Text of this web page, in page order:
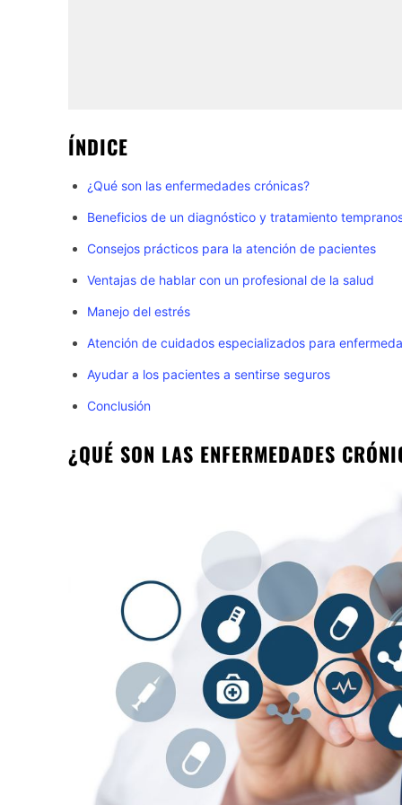
ÍNDICE
¿Qué son las enfermedades crónicas?
Beneficios de un diagnóstico y tratamiento
Consejos prácticos para la atención de pacientes
Ventajas de hablar con un profesional de la salud
Manejo del estrés
Atención de cuidados especializados para
Ayudar a los pacientes a sentirse seguros
Conclusión
¿QUÉ SON LAS ENFERMEDADES